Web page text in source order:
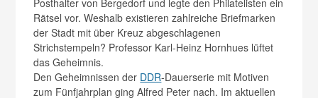
Posthalter von Bergedorf und legte den Philatelisten ein
Rätsel vor. Weshalb existieren zahlreiche Briefmarken
der Stadt mit über Kreuz abgeschlagenen
Strichstempeln? Professor Karl-Heinz Hornhues lüftet
das Geheimnis.
Den Geheimnissen der DDR-Dauerserie mit Motiven
zum Fünfjahrplan ging Alfred Peter nach. Im aktuellen